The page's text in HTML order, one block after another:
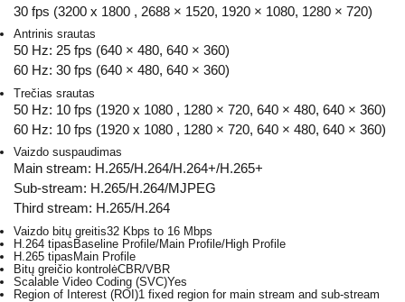
30 fps (3200 x 1800 , 2688 × 1520, 1920 × 1080, 1280 × 720)
Antrinis srautas
50 Hz: 25 fps (640 × 480, 640 × 360)
60 Hz: 30 fps (640 × 480, 640 × 360)
Trečias srautas
50 Hz: 10 fps (1920 x 1080 , 1280 × 720, 640 × 480, 640 × 360)
60 Hz: 10 fps (1920 x 1080 , 1280 × 720, 640 × 480, 640 × 360)
Vaizdo suspaudimas
Main stream: H.265/H.264/H.264+/H.265+
Sub-stream: H.265/H.264/MJPEG
Third stream: H.265/H.264
Vaizdo bitų greitis32 Kbps to 16 Mbps
H.264 tipasBaseline Profile/Main Profile/High Profile
H.265 tipasMain Profile
Bitų greičio kontrolėCBR/VBR
Scalable Video Coding (SVC)Yes
Region of Interest (ROI)1 fixed region for main stream and sub-stream